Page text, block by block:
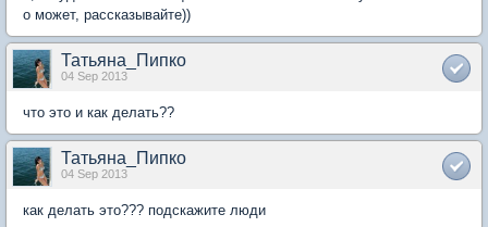
о может, рассказывайте))
Татьяна_Пипко
04 Sep 2013
что это и как делать??
Татьяна_Пипко
04 Sep 2013
как делать это??? подскажите люди